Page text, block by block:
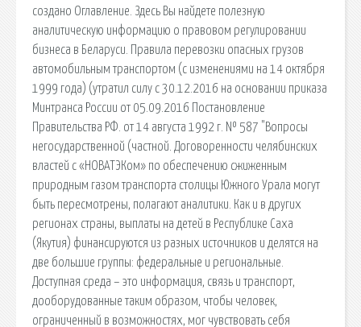
создано Оглавление. Здесь Вы найдете полезную
аналитическую информацию о правовом регулировании
бизнеса в Беларуси. Правила перевозки опасных грузов
автомобильным транспортом (с изменениями на 14 октября
1999 года) (утратил силу с 30.12.2016 на основании приказа
Минтранса России от 05.09.2016 Постановление
Правительства РФ. от 14 августа 1992 г. № 587 "Вопросы
негосударственной (частной. Договоренности челябинских
властей с «НОВАТЭКом» по обеспечению сжиженным
природным газом транспорта столицы Южного Урала могут
быть пересмотрены, полагают аналитики. Как и в других
регионах страны, выплаты на детей в Республике Саха
(Якутия) финансируются из разных источников и делятся на
две большие группы: федеральные и региональные.
Доступная среда – это информация, связь и транспорт,
дооборудованные таким образом, чтобы человек,
ограниченный в возможностях, мог чувствовать себя